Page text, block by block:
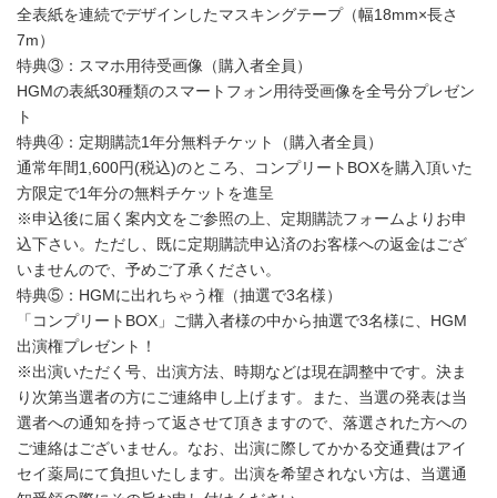
全表紙を連続でデザインしたマスキングテープ（幅18mm×長さ
7m）
特典③：スマホ用待受画像（購入者全員）
HGMの表紙30種類のスマートフォン用待受画像を全号分プレゼン
ト
特典④：定期購読1年分無料チケット（購入者全員）
通常年間1,600円(税込)のところ、コンプリートBOXを購入頂いた
方限定で1年分の無料チケットを進呈
※申込後に届く案内文をご参照の上、定期購読フォームよりお申
込下さい。ただし、既に定期購読申込済のお客様への返金はござ
いませんので、予めご了承ください。
特典⑤：HGMに出れちゃう権（抽選で3名様）
「コンプリートBOX」ご購入者様の中から抽選で3名様に、HGM
出演権プレゼント！
※出演いただく号、出演方法、時期などは現在調整中です。決ま
り次第当選者の方にご連絡申し上げます。また、当選の発表は当
選者への通知を持って返させて頂きますので、落選された方への
ご連絡はございません。なお、出演に際してかかる交通費はアイ
セイ薬局にて負担いたします。出演を希望されない方は、当選通